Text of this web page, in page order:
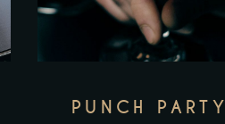
PUNCH PARTY